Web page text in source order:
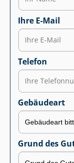
Ihre E-Mail
Telefon
Gebäudeart
Grund des